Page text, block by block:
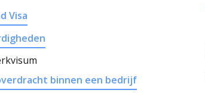
Visa
binnen een bedrijf